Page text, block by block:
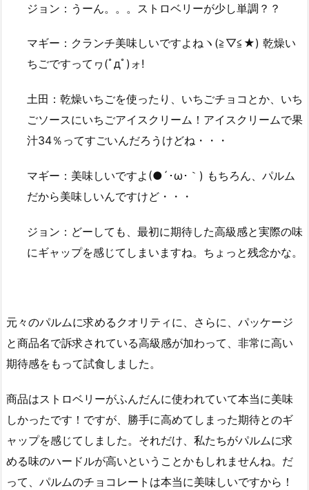
ジョン：うーん。。。ストロベリーが少し単調？？
マギー：クランチ美味しいですよねヽ(≧▽≦★) 乾燥い
ちごですってヮ(ﾟдﾟ)ォ!
土田：乾燥いちごを使ったり、いちごチョコとか、いち
ごソースにいちごアイスクリーム！アイスクリームで果
汁34％ってすごいんだろうけどね・・・
マギー：美味しいですよ(●´･ω･｀) もちろん、パルム
だから美味しいんですけど・・・
ジョン：どーしても、最初に期待した高級感と実際の味
にギャップを感じてしまいますね。ちょっと残念かな。
元々のパルムに求めるクオリティに、さらに、パッケージ
と商品名で訴求されている高級感が加わって、非常に高い
期待感をもって試食しました。
商品はストロベリーがふんだんに使われていて本当に美味
しかったです！ですが、勝手に高めてしまった期待とのギ
ャップを感じてしました。それだけ、私たちがパルムに求
める味のハードルが高いということかもしれませんね。だ
って、パルムのチョコレートは本当に美味しいですから！